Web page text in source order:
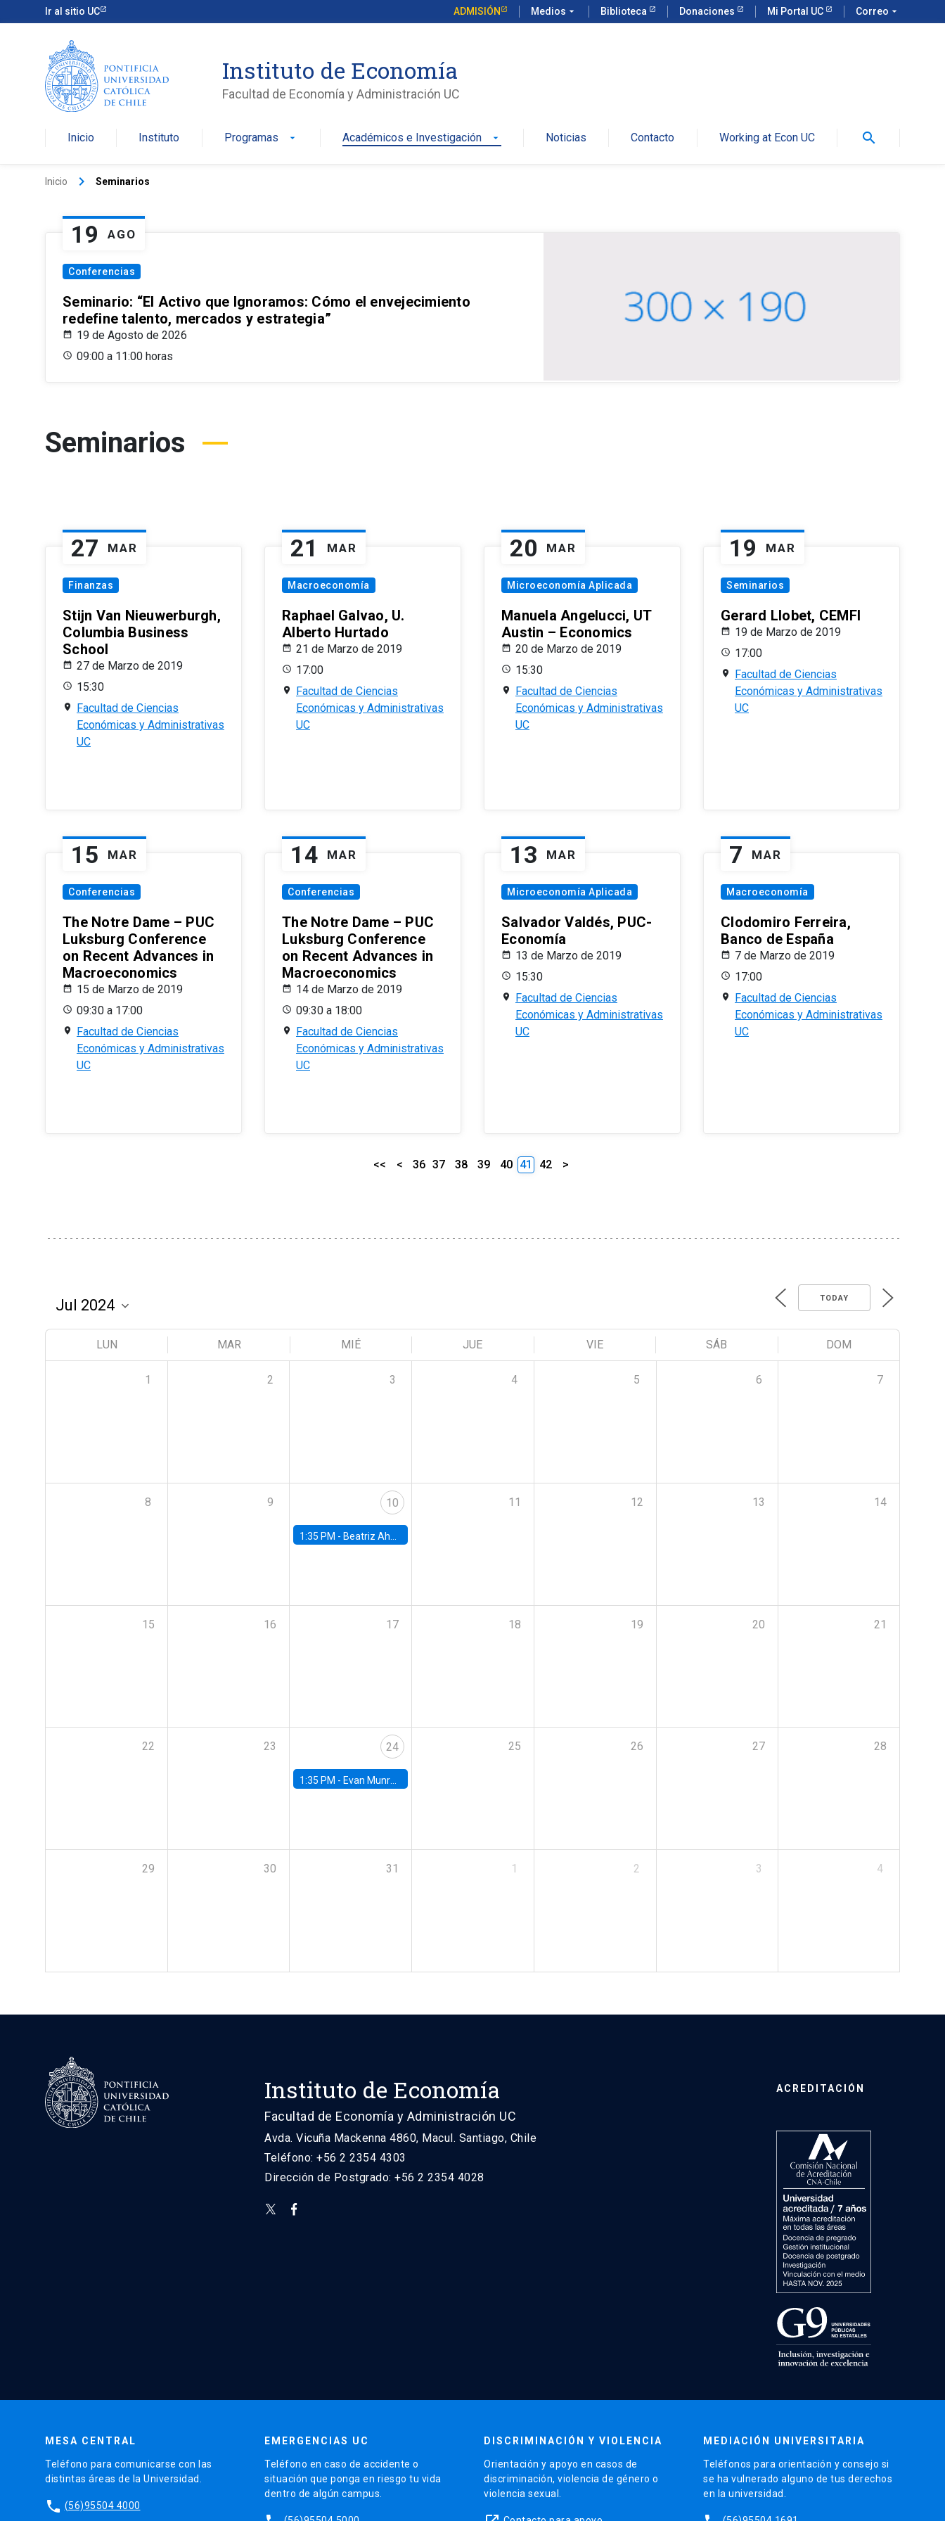
Ir al sitio UC ADMISIÓN Medios arrow_drop_down Biblioteca Donaciones Mi Portal UC Correo arrow_drop_down
Instituto de Economía
Facultad de Economía y Administración UC
Inicio Instituto Programas arrow_drop_down Académicos e Investigación arrow_drop_down Noticias Contacto Working at Econ UC search
Inicio keyboard_arrow_right Seminarios
19 AGO
Conferencias
Seminario: “El Activo que Ignoramos: Cómo el envejecimiento
redefine talento, mercados y estrategia”
19 de Agosto de 2026
09:00 a 11:00 horas
Seminarios
27 MAR
Finanzas
Stijn Van Nieuwerburgh,
Columbia Business
School
27 de Marzo de 2019
15:30
Facultad de Ciencias
Económicas y Administrativas
UC
21 MAR
Macroeconomía
Raphael Galvao, U.
Alberto Hurtado
21 de Marzo de 2019
17:00
Facultad de Ciencias
Económicas y Administrativas
UC
20 MAR
Microeconomía Aplicada
Manuela Angelucci, UT
Austin – Economics
20 de Marzo de 2019
15:30
Facultad de Ciencias
Económicas y Administrativas
UC
19 MAR
Seminarios
Gerard Llobet, CEMFI
19 de Marzo de 2019
17:00
Facultad de Ciencias
Económicas y Administrativas
UC
15 MAR
Conferencias
The Notre Dame – PUC
Luksburg Conference
on Recent Advances in
Macroeconomics
15 de Marzo de 2019
09:30 a 17:00
Facultad de Ciencias
Económicas y Administrativas
UC
14 MAR
Conferencias
The Notre Dame – PUC
Luksburg Conference
on Recent Advances in
Macroeconomics
14 de Marzo de 2019
09:30 a 18:00
Facultad de Ciencias
Económicas y Administrativas
UC
13 MAR
Microeconomía Aplicada
Salvador Valdés, PUC-
Economía
13 de Marzo de 2019
15:30
Facultad de Ciencias
Económicas y Administrativas
UC
7 MAR
Macroeconomía
Clodomiro Ferreira,
Banco de España
7 de Marzo de 2019
17:00
Facultad de Ciencias
Económicas y Administrativas
UC
<< < 36 37 38 39 40 41 42 >
TODAY
LUN MAR MIÉ JUE VIE SÁB DOM
1 2 3 4 5 6 7
8 9 10
1:35 PM - Beatriz Ahumada, PhD candidate, Universidad de Pittsburgh
11 12 13 14
15 16 17 18 19 20 21
22 23 24
1:35 PM - Evan Munro, Neyman Visiting Assistant Professor in the Department of Statistics at UC Berkeley
25 26 27 28
29 30 31 1 2 3 4
Instituto de Economía
Facultad de Economía y Administración UC
Avda. Vicuña Mackenna 4860, Macul. Santiago, Chile
Teléfono: +56 2 2354 4303
Dirección de Postgrado: +56 2 2354 4028
ACREDITACIÓN
MESA CENTRAL
Teléfono para comunicarse con las
distintas áreas de la Universidad.
phone (56)95504 4000
EMERGENCIAS UC
Teléfono en caso de accidente o
situación que ponga en riesgo tu vida
dentro de algún campus.
DISCRIMINACIÓN Y VIOLENCIA
Orientación y apoyo en casos de
discriminación, violencia de género o
violencia sexual.
MEDIACIÓN UNIVERSITARIA
Teléfonos para orientación y consejo si
se ha vulnerado alguno de tus derechos
en la universidad.